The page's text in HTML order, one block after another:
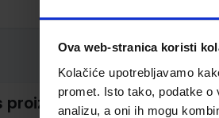
Ova web-stranica koristi
Kolačiće upotrebljavamo
promet. Isto tako, podatke
analizu, a oni ih mogu
proizvoda